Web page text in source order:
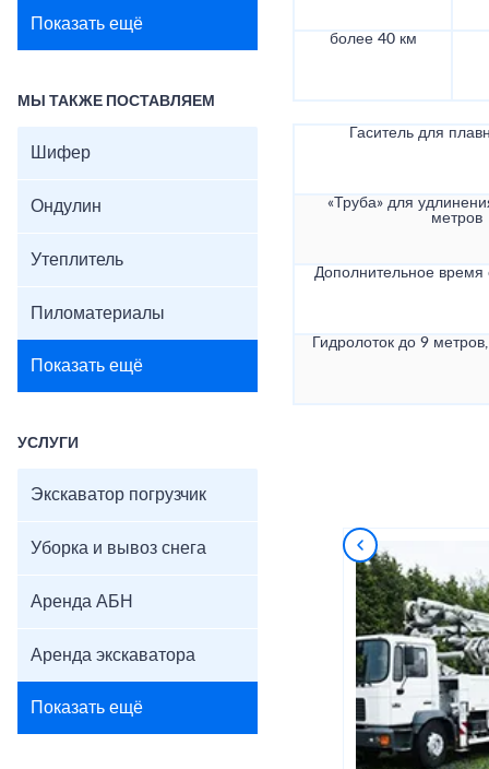
Показать ещё
МЫ ТАКЖЕ ПОСТАВЛЯЕМ
Шифер
Ондулин
Утеплитель
Пиломатериалы
Показать ещё
УСЛУГИ
Экскаватор погрузчик
Уборка и вывоз снега
Аренда АБН
Аренда экскаватора
Показать ещё
более 40 км
Гаситель для
«Труба» для
метров
Дополнительное
Гидролоток до 9